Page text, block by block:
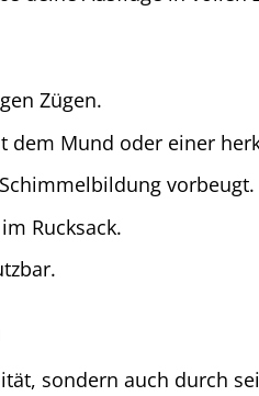
Zügen.
Mund oder einer
vorbeugt.
Rucksack.
sondern auch durch